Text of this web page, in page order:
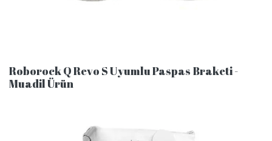
Roborock Q Revo S Uyumlu Paspas Braketi -
Muadil Ürün